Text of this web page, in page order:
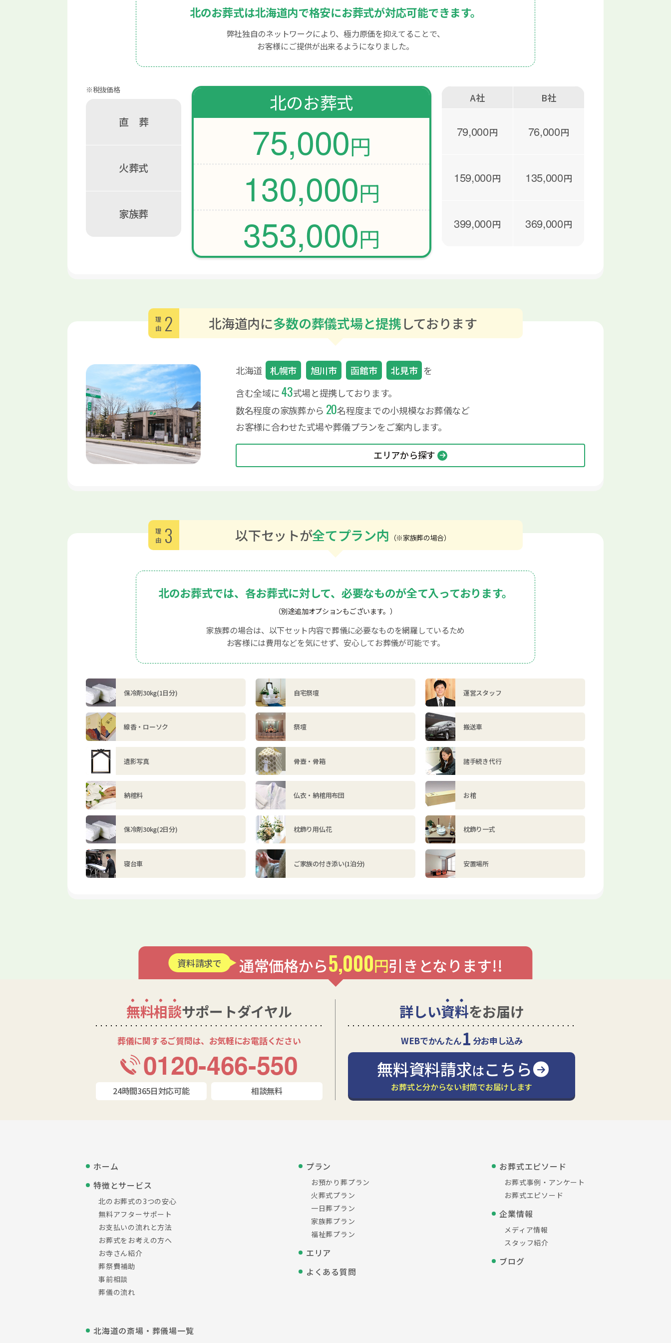
北のお葬式は北海道内で格安にお葬式が対応可能できます。
弊社独自のネットワークにより、極力原価を抑えてることで、
お客様にご提供が出来るようになりました。
※税抜価格
直 葬
火葬式
家族葬
北のお葬式
75,000円
130,000円
353,000円
A社 B社
79,000円 76,000円
159,000円 135,000円
399,000円 369,000円
北海道内に多数の葬儀式場と提携しております
理由 2
北海道 札幌市 旭川市 函館市 北見市 を
含む全域に43式場と提携しております。
数名程度の家族葬から 20名程度までの小規模なお葬儀など
お客様に合わせた式場や葬儀プランをご案内します。
エリアから探す
以下セットが全てプラン内 （※家族葬の場合）
理由 3
北のお葬式では、各お葬式に対して、 必要なものが全て入っております。
（別途追加オプションもございます。）
家族葬の場合は、以下セット内容で葬儀に必要なものを網羅しているため
お客様には費用などを気にせず、安心してお葬儀が可能です。
保冷剤30kg(1日分) 自宅祭壇 運営スタッフ
線香・ローソク 祭壇 搬送車
遺影写真 骨壺・骨箱 諸手続き代行
納棺料 仏衣・納棺用布団 お棺
保冷剤30kg(2日分) 枕飾り用仏花 枕飾り一式
寝台車 ご家族の付き添い(1泊分) 安置場所
資料請求で 通常価格から5,000円引きとなります!!
無料相談サポートダイヤル
葬儀に関するご質問は、お気軽にお電話ください
0120-466-550
24時間365日対応可能 相談無料
詳しい資料をお届け
WEBでかんたん1 分お申し込み
無料資料請求はこちら
お葬式と分からない封筒でお届けします
ホーム
特徴とサービス
北のお葬式の3つの安心
無料アフターサポート
お支払いの流れと方法
お葬式をお考えの方へ
お寺さん紹介
葬祭費補助
事前相談
葬儀の流れ
プラン
お預かり葬プラン
火葬式プラン
一日葬プラン
家族葬プラン
福祉葬プラン
エリア
よくある質問
お葬式エピソード
お葬式事例・アンケート
お葬式エピソード
企業情報
メディア情報
スタッフ紹介
ブログ
北海道の斎場・葬儀場一覧